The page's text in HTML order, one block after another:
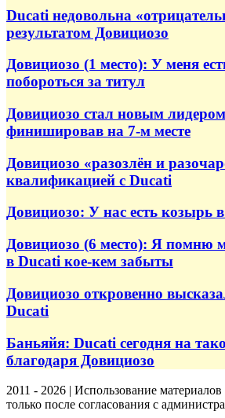
Ducati недовольна
результатом Довициозо
Довициозо (1 место): У меня
побороться за титул
Довициозо стал новым
финишировав на 7-м месте
Довициозо «разозлён и
квалификацией с Ducati
Довициозо: У нас есть козырь
Довициозо (6 место): Я помню
в Ducati кое-кем забыты
Довициозо откровенно
Ducati
Баньяйя: Ducati сегодня на
благодаря Довициозо
2011 - 2026 | Использование
только после согласования с